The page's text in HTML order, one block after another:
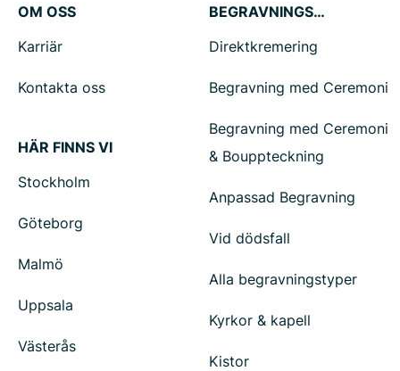
OM OSS
Karriär
Kontakta oss
HÄR FINNS VI
Stockholm
Göteborg
Malmö
Uppsala
Västerås
BEGRAVNINGSTJÄNSTER
Direktkremering
Begravning med Ceremoni
Begravning med Ceremoni
& Bouppteckning
Anpassad Begravning
Vid dödsfall
Alla begravningstyper
Kyrkor & kapell
Kistor